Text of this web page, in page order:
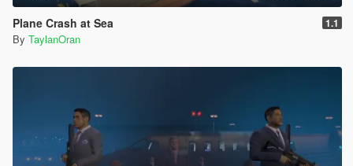
Plane Crash at Sea 1.1
By TaylanOran